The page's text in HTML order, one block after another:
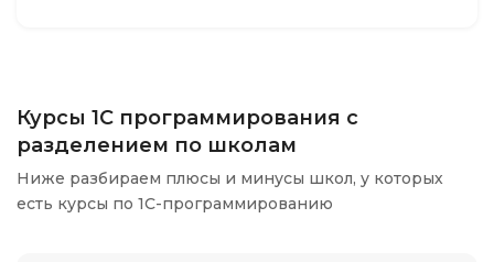
Курсы 1С программирования с
разделением по школам
Ниже разбираем плюсы и минусы школ, у которых
есть курсы по 1С-программированию